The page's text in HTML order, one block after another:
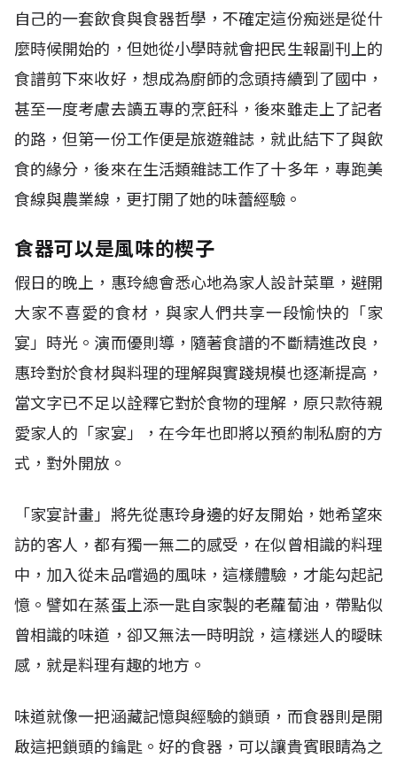
自己的一套飲食與食器哲學，不確定這份痴迷是從什
麼時候開始的，但她從小學時就會把民生報副刊上的
食譜剪下來收好，想成為廚師的念頭持續到了國中，
甚至一度考慮去讀五專的烹飪科，後來雖走上了記者
的路，但第一份工作便是旅遊雜誌，就此結下了與飲
食的緣分，後來在生活類雜誌工作了十多年，專跑美
食線與農業線，更打開了她的味蕾經驗。
食器可以是風味的楔子
假日的晚上，惠玲總會悉心地為家人設計菜單，避開
大家不喜愛的食材，與家人們共享一段愉快的「家
宴」時光。演而優則導，隨著食譜的不斷精進改良，
惠玲對於食材與料理的理解與實踐規模也逐漸提高，
當文字已不足以詮釋它對於食物的理解，原只款待親
愛家人的「家宴」，在今年也即將以預約制私廚的方
式，對外開放。
「家宴計畫」將先從惠玲身邊的好友開始，她希望來
訪的客人，都有獨一無二的感受，在似曾相識的料理
中，加入從未品嚐過的風味，這樣體驗，才能勾起記
憶。譬如在蒸蛋上添一匙自家製的老蘿蔔油，帶點似
曾相識的味道，卻又無法一時明說，這樣迷人的曖昧
感，就是料理有趣的地方。
味道就像一把涵藏記憶與經驗的鎖頭，而食器則是開
啟這把鎖頭的鑰匙。好的食器，可以讓貴賓眼睛為之